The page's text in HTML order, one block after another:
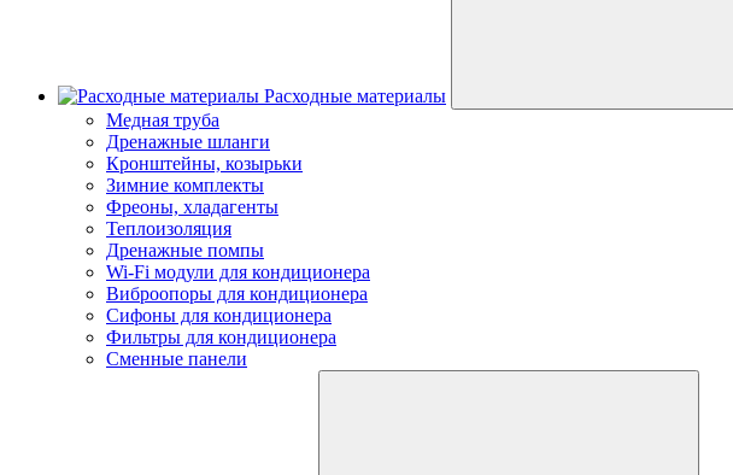
Расходные материалы
Медная труба
Дренажные шланги
Кронштейны, козырьки
Зимние комплекты
Фреоны, хладагенты
Теплоизоляция
Дренажные помпы
Wi-Fi модули для кондиционера
Виброопоры для кондиционера
Сифоны для кондиционера
Фильтры для кондиционера
Сменные панели